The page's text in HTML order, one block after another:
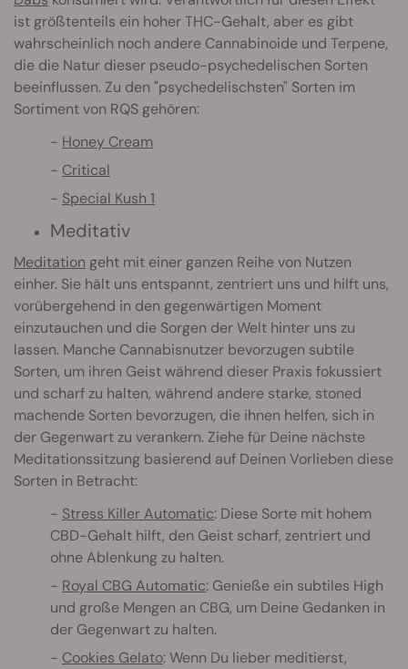
ist größtenteils ein hoher THC-Gehalt, aber es gibt
wahrscheinlich noch andere Cannabinoide und Terpene,
die die Natur dieser pseudo-psychedelischen Sorten
beeinflussen. Zu den "psychedelischsten" Sorten im
Sortiment von RQS gehören:
Honey Cream
Critical
Special Kush 1
Meditativ
Meditation geht mit einer ganzen Reihe von Nutzen
einher. Sie hält uns entspannt, zentriert uns und hilft uns,
vorübergehend in den gegenwärtigen Moment
einzutauchen und die Sorgen der Welt hinter uns zu
lassen. Manche Cannabisnutzer bevorzugen subtile
Sorten, um ihren Geist während dieser Praxis fokussiert
und scharf zu halten, während andere starke, stoned
machende Sorten bevorzugen, die ihnen helfen, sich in
der Gegenwart zu verankern. Ziehe für Deine nächste
Meditationssitzung basierend auf Deinen Vorlieben diese
Sorten in Betracht:
Stress Killer Automatic: Diese Sorte mit hohem
CBD-Gehalt hilft, den Geist scharf, zentriert und
ohne Ablenkung zu halten.
Royal CBG Automatic: Genieße ein subtiles High
und große Mengen an CBG, um Deine Gedanken in
der Gegenwart zu halten.
Cookies Gelato: Wenn Du lieber meditierst,